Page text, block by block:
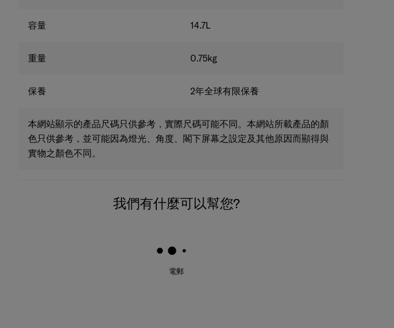
容量 14.7L
重量 0.75kg
保養 2年全球有限保養
本網站顯示的產品尺碼只供參考，實際尺碼可能不同。本網站所載產品的顏
色只供參考，並可能因為燈光、角度、閣下屏幕之設定及其他原因而顯得與
實物之顏色不同。
我們有什麼可以幫您?
電郵